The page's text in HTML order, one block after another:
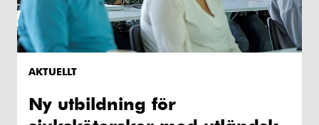
AKTUELLT
Ny utbildning för